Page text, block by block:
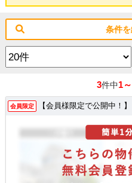
条件
3件中1
会員限定 【会員様限定で公開中！】